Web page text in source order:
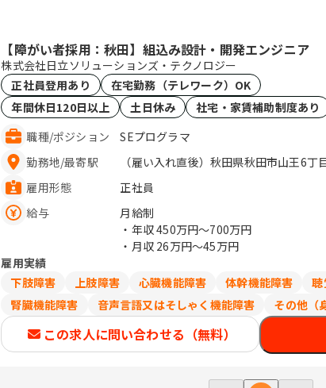
【障がい者採用：秋田】組込み設計・開発エンジニア
株式会社日立ソリューションズ・テクノロジー
正社員登用あり
在宅勤務（テレワーク）OK
年間休日120日以上
土日休み
社宅・家賃補助制度あり
職種/ポジション
SEプログラマ
勤務地/最寄駅
（雇い入れ直後）秋田県秋田市山王6
雇用形態
正社員
給与
月給制
・年収450万円〜700万円
・月収 26万円〜45万円
雇用実績
下肢障害
上肢障害 心臓機能障害 体幹機能障害
聴
腎臓機能障害
音声言語又はそしゃく機能障害 その他（
この求人に問い合わせる（無料）